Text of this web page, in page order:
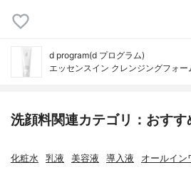
d program(d プログラム)
エッセンスイン クレンジングフォー
洗顔料関連カテゴリ：おす
化粧水 乳液 美容液 導入液 オールイン